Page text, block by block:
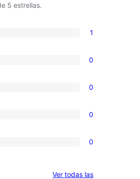
5 estrellas.
1
0
0
0
0
Ver todas lasvaloraciones